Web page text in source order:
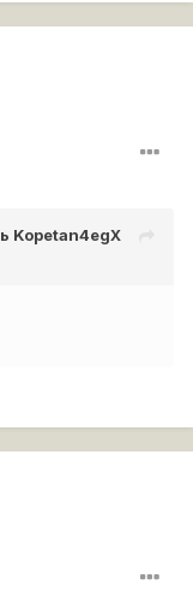
Kopetan4egX